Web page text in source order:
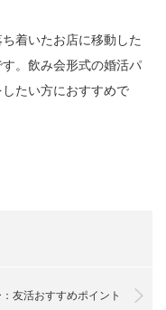
着いたお店に移動した
。飲み会形式の婚活パ
たい方におすすめで
友活おすすめポイント